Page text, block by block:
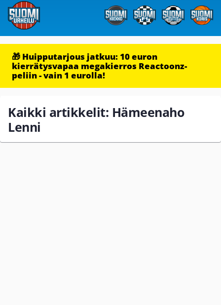
🎁 Huipputarjous jatkuu: 10 euron
kierrätysvapaa megakierros Reactoonz-
peliin - vain 1 eurolla!
Kaikki artikkelit: Hämeenaho
Lenni